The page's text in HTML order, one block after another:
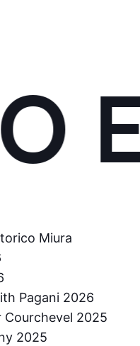
Miura
Pagani 2026
Courchevel 2025
2025